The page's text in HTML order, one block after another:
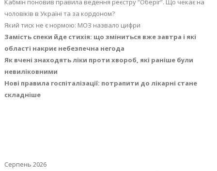
Кабмін поновив правила ведення реєстру “Оберіг”. Що чекає на
чоловіків в Україні та за кордоном?
Який тиск не є нормою: МОЗ назвало цифри
Замість спеки йде стихія: що зміниться вже завтра і які
області накриє небезпечна негода
Як вчені знаходять ліки проти хвороб, які раніше були
невиліковними
Нові правила госпіталізації: потрапити до лікарні стане
складніше
Серпень 2026